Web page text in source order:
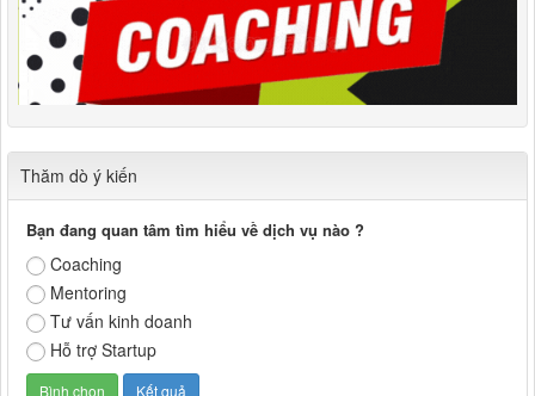
Thăm dò ý kiến
Bạn đang quan tâm tìm hiểu về dịch vụ nào ?
Coaching
Mentoring
Tư vấn kinh doanh
Hỗ trợ Startup